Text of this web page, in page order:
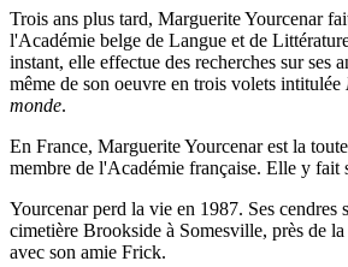
Trois ans plus tard, Marguerite Yourcenar
l'Académie belge de Langue et de
instant, elle effectue des recherches sur ses
même de son oeuvre en trois volets intitulée
monde.
En France, Marguerite Yourcenar est la
membre de l'Académie française. Elle y fait
Yourcenar perd la vie en 1987. Ses cendres
cimetière Brookside à Somesville, près de
avec son amie Frick.